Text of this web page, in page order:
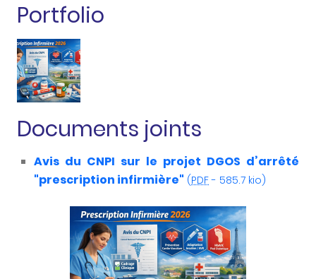
Portfolio
Documents joints
Avis du CNPI sur le projet DGOS d’arrêté
"prescription infirmière" (PDF- 585.7 kio)